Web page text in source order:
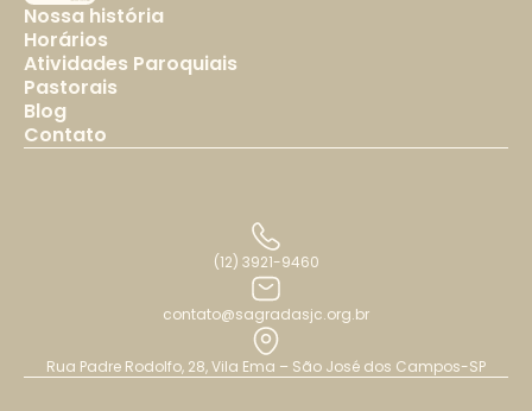
Nossa história
Horários
Atividades Paroquiais
Pastorais
Blog
Contato
(12) 3921-9460
contato@sagradasjc.org.br
Rua Padre Rodolfo, 28, Vila Ema – São José dos Campos-SP